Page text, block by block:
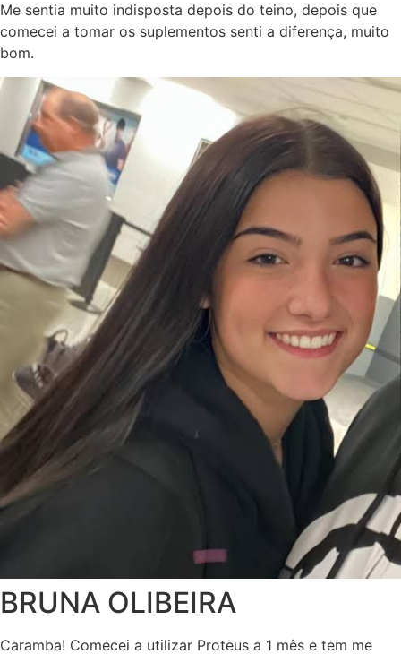
Me sentia muito indisposta depois do teino, depois que
comecei a tomar os suplementos senti a diferença, muito
bom.
BRUNA OLIBEIRA
Caramba! Comecei a utilizar Proteus a 1 mês e tem me